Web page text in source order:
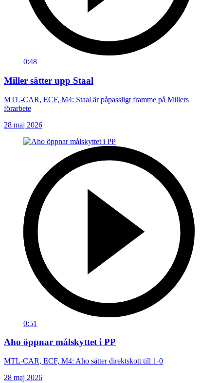
0:48
Miller sätter upp Staal
MTL-CAR, ECF, M4: Staal är påpassligt framme på Millers
förarbete
28 maj 2026
0:51
Aho öppnar målskyttet i PP
MTL-CAR, ECF, M4: Aho sätter direktskott till 1-0
28 maj 2026